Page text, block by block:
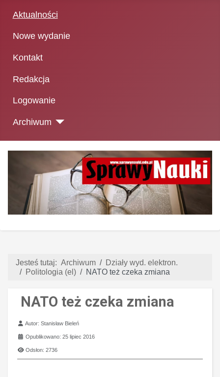
Aktualności
Nowe wydanie
Kontakt
Redakcja
Logowanie
Archiwum
Jesteś tutaj: Archiwum
Działy wyd. elektron.
Politologia (el)
NATO też czeka zmiana
NATO też czeka zmiana
Szczegóły
Autor:Stanisław Bieleń
Opublikowano: 25 lipiec 2016
Odsłon: 2736